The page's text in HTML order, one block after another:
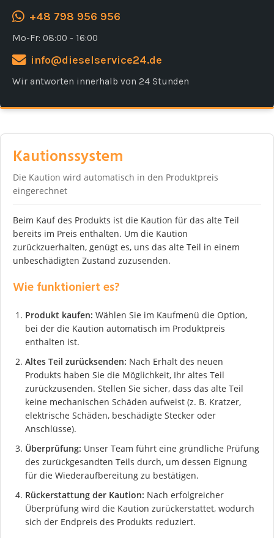
+48 798 956 956
Mo-Fr: 08:00 - 16:00
info@dieselservice24.de
Wir antworten innerhalb von 24 Stunden
Kautionssystem
Die Kaution wird automatisch in den Produktpreis
eingerechnet
Beim Kauf des Produkts ist die Kaution für das alte Teil
bereits im Preis enthalten. Um die Kaution
zurückzuerhalten, genügt es, uns das alte Teil in einem
unbeschädigten Zustand zuzusenden.
Wie funktioniert es?
Produkt kaufen: Wählen Sie im Kaufmenü die Option,
bei der die Kaution automatisch im Produktpreis
enthalten ist.
Altes Teil zurücksenden: Nach Erhalt des neuen
Produkts haben Sie die Möglichkeit, Ihr altes Teil
zurückzusenden. Stellen Sie sicher, dass das alte Teil
keine mechanischen Schäden aufweist (z. B. Kratzer,
elektrische Schäden, beschädigte Stecker oder
Anschlüsse).
Überprüfung: Unser Team führt eine gründliche Prüfung
des zurückgesandten Teils durch, um dessen Eignung
für die Wiederaufbereitung zu bestätigen.
Rückerstattung der Kaution: Nach erfolgreicher
Überprüfung wird die Kaution zurückerstattet, wodurch
sich der Endpreis des Produkts reduziert.